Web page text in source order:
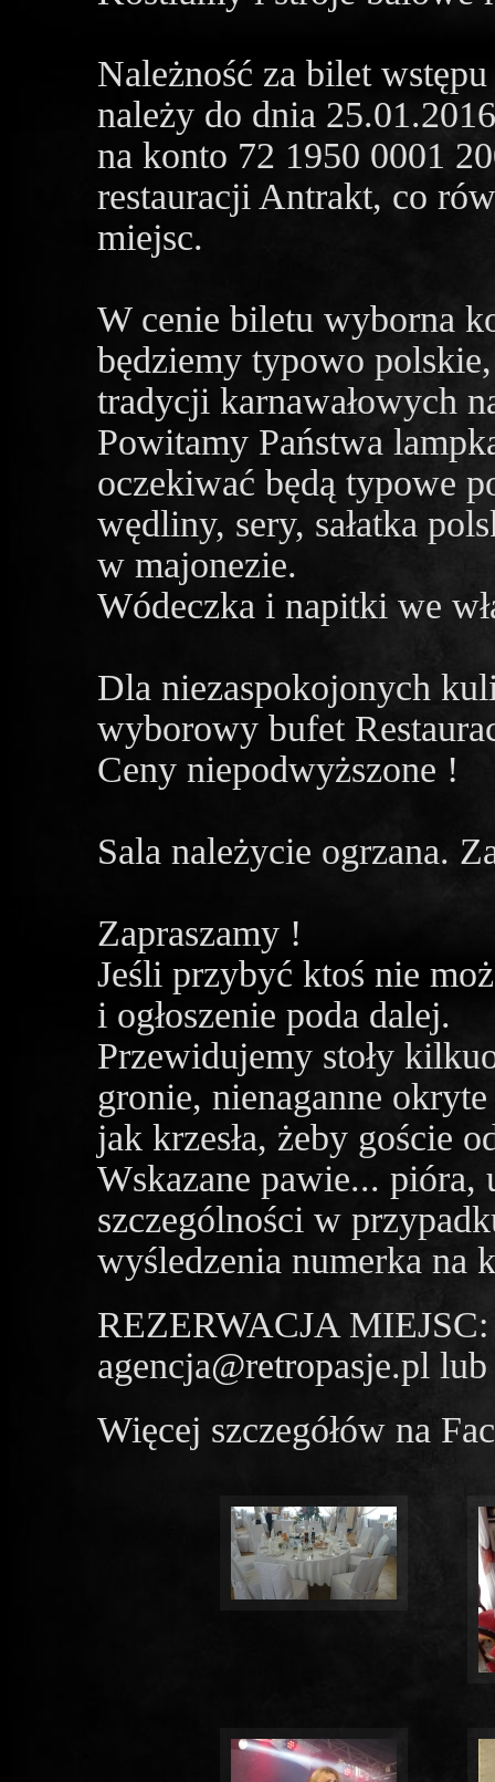
Należność za bilet
należy do dnia
na konto 72 1950 0001
restauracji Antrakt, co
miejsc.
W cenie biletu wyborna
będziemy typowo
tradycji karnawałowych
Powitamy Państwa
oczekiwać będą typowe
wędliny, sery, sałatka
w majonezie.
Wódeczka i napitki we
Dla niezaspokojonych
wyborowy bufet
Ceny niepodwyższone !
Sala należycie ogrzana.
Zapraszamy !
Jeśli przybyć ktoś nie
i ogłoszenie poda dalej.
Przewidujemy stoły
gronie, nienaganne
jak krzesła, żeby goście
Wskazane pawie... pióra,
szczególności w
wyśledzenia numerka na
REZERWACJA MIEJSC:
agencja@retropasje.pl
Więcej szczegółów na